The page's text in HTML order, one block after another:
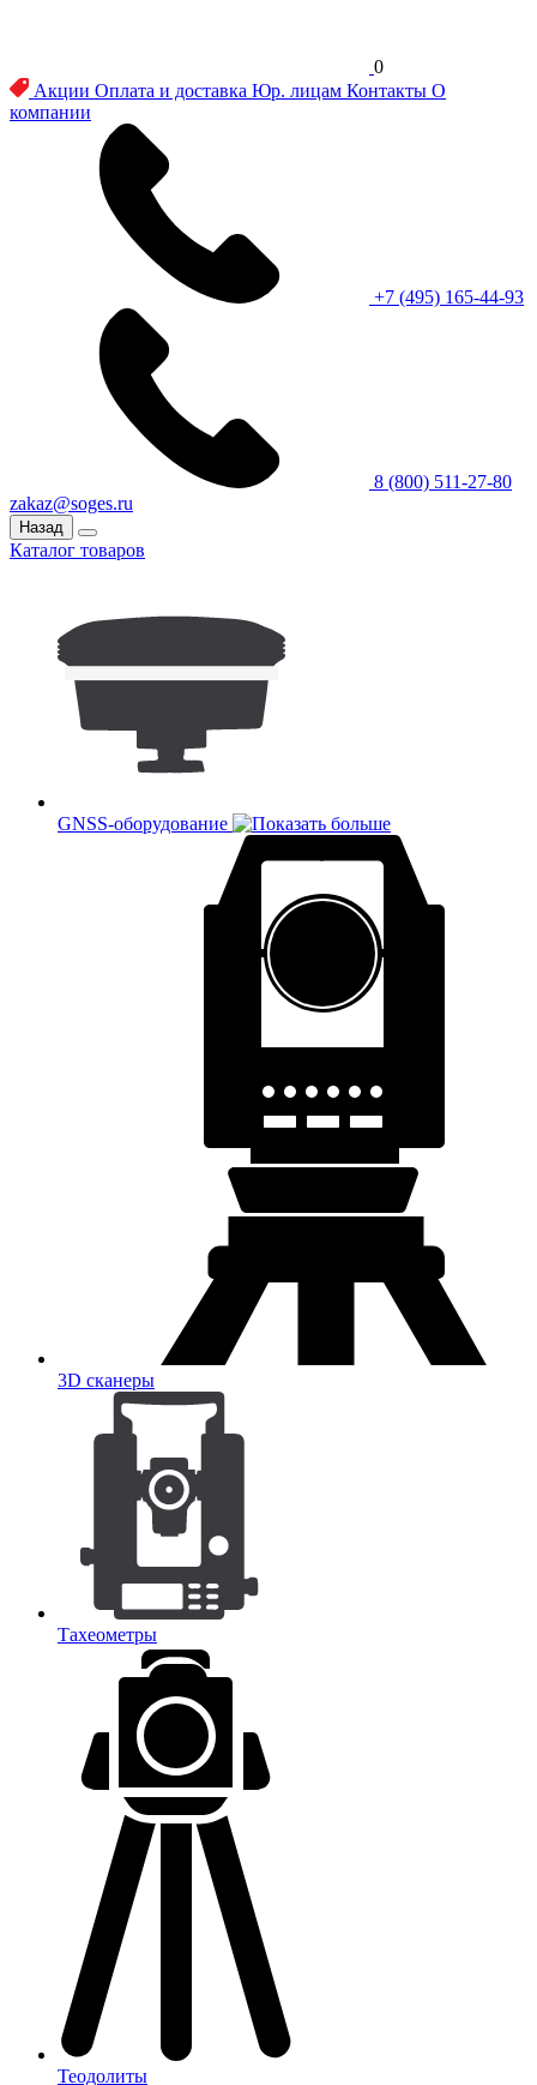
0
Акции Оплата и доставка Юр. лицам Контакты О
компании
+7 (495) 165-44-93
8 (800) 511-27-80
zakaz@soges.ru
Назад
Каталог товаров
GNSS-оборудование
3D сканеры
Тахеометры
Теодолиты